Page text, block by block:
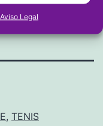
Aviso Legal
, TENIS